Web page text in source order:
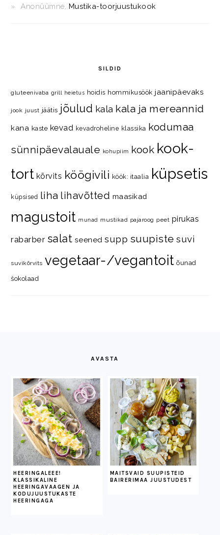
Anonüümne Mustika-toorjuustukook
SILDID
gluteenivaba grill heietus hoidis hommikusöök jaanipäevaks
jook juust jäätis jõulud kala kala ja mereannid
kana kaste kevad kevadroheline klassika kodumaa
sünnipäevalauale kohupiim kook kook-
tort kõrvits köögivili köök: itaalia küpsetis
küpsised liha lihavõtted maasikad
magustoit munad mustikad pajaroog peet pirukas
rabarber salat seened supp suupiste suvi
suvikõrvits vegetaar-/vegantoit õunad
šokolaad
AVASTA
HEERINGALEEE!
KLASSIKALINE
HEERINGAVAAGEN JA
KODUJUUSTUKASTE
HEERINGAGA
MAITSVAID SUUPISTEID
BAIRERIMAA JUUSTUDEST